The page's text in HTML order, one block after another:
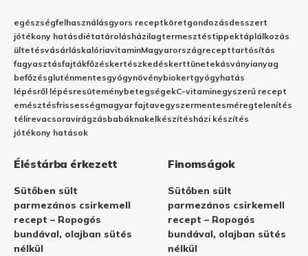
egészségfelhasználásgyors receptköretgondozásdesszert
jótékony hatásdiétatárolásházilagtermesztéstippektáplálkozás
ültetésvásárláskalóriavitaminMagyarországrecepttartósítás
fagyasztásfajtákfőzéskertészkedéskerttünetekásványianyag
befőzésgluténmentesgyógynövénybiokertgyógyhatás
lépésről lépésresüteménybetegségekC-vitaminegyszerű recept
emésztésfrissességmagyar fajtavegyszermentesméregtelenítés
télirevacsoravirágzásbabáknakelkészítésházi készítés
jótékony hatások
Éléstárba érkezett
Sütőben sült
parmezános csirkemell
recept – Ropogós
bundával, olajban sütés
nélkül
Finomságok
Sütőben sült
parmezános csirkemell
recept – Ropogós
bundával, olajban sütés
nélkül